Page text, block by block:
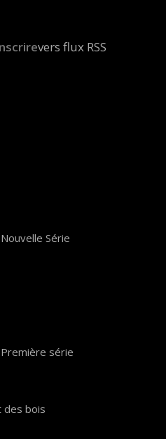
vers flux RSS
Série
série
des bois